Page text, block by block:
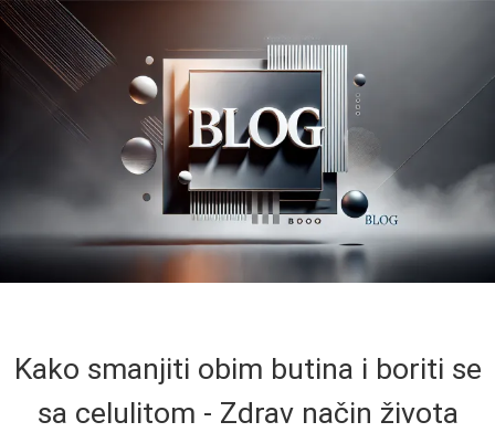
Kako smanjiti obim butina i boriti se
sa celulitom - Zdrav način života